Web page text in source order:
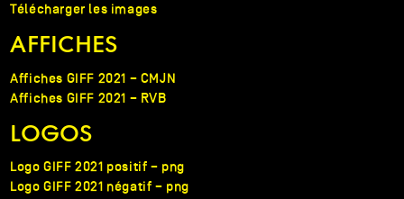
Télécharger les images
AFFICHES
Affiches GIFF 2021 – CMJN
Affiches GIFF 2021 – RVB
LOGOS
Logo GIFF 2021 positif – png
Logo GIFF 2021 négatif – png